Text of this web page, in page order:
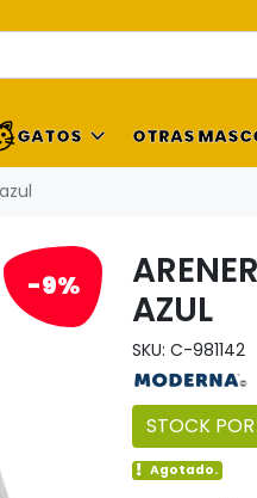
GATOS OTRAS
-9%
AZUL
SKU: C-981142
STOCK
Agotado.